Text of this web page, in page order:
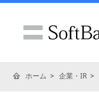
ホーム 企業・IR